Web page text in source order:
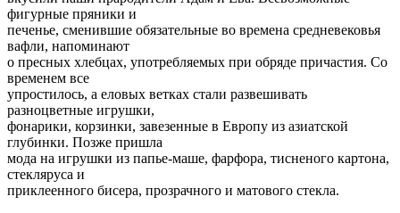
фигурные пряники и
печенье, сменившие обязательные во времена средневековья
вафли, напоминают
о пресных хлебцах, употребляемых при обряде причастия. Со
временем все
упростилось, а еловых ветках стали развешивать
разноцветные игрушки,
фонарики, корзинки, завезенные в Европу из азиатской
глубинки. Позже пришла
мода на игрушки из папье-маше, фарфора, тисненого картона,
стекляруса и
приклеенного бисера, прозрачного и матового стекла.